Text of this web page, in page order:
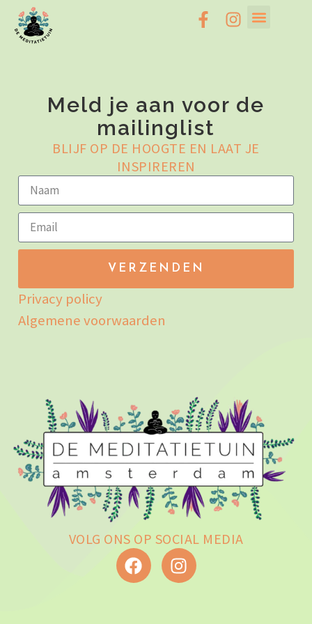
VOLG ONS OP SOCIAL MEDIA
Meld je aan voor de
mailinglist
BLIJF OP DE HOOGTE EN LAAT JE
INSPIREREN
VERZENDEN
Privacy policy
Algemene voorwaarden